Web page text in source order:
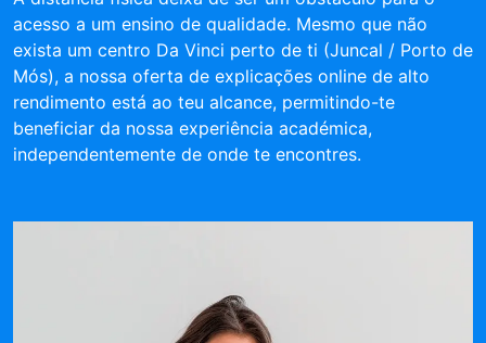
acesso a um ensino de qualidade. Mesmo que não
exista um centro Da Vinci perto de ti (Juncal / Porto de
Mós), a nossa oferta de explicações online de alto
rendimento está ao teu alcance, permitindo-te
beneficiar da nossa experiência académica,
independentemente de onde te encontres.